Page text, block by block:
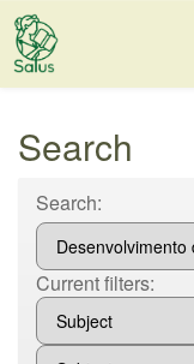
Skip
Search
Search:
Current filters: